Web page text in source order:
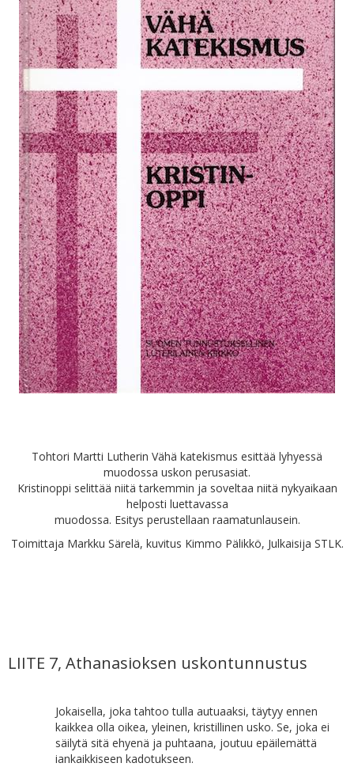
Tohtori Martti Lutherin Vähä katekismus esittää lyhyessä
muodossa uskon perusasiat.
Kristinoppi selittää niitä tarkemmin ja soveltaa niitä nykyaikaan
helposti luettavassa
muodossa. Esitys perustellaan raamatunlausein.
Toimittaja Markku Särelä, kuvitus Kimmo Pälikkö, Julkaisija STLK.
LIITE 7, Athanasioksen uskontunnustus
Jokaisella, joka tahtoo tulla autuaaksi, täytyy ennen
kaikkea olla oikea, yleinen, kristillinen usko. Se, joka ei
säilytä sitä ehyenä ja puhtaana, joutuu epäilemättä
iankaikkiseen kadotukseen.